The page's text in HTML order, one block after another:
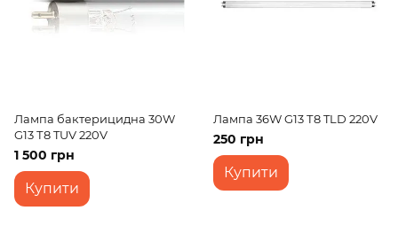
Лампа бактерицидна 30W
G13 Т8 TUV 220V
1 500 грн
Купити
Лампа 36W G13 Т8 TLD 220V
250 грн
Купити